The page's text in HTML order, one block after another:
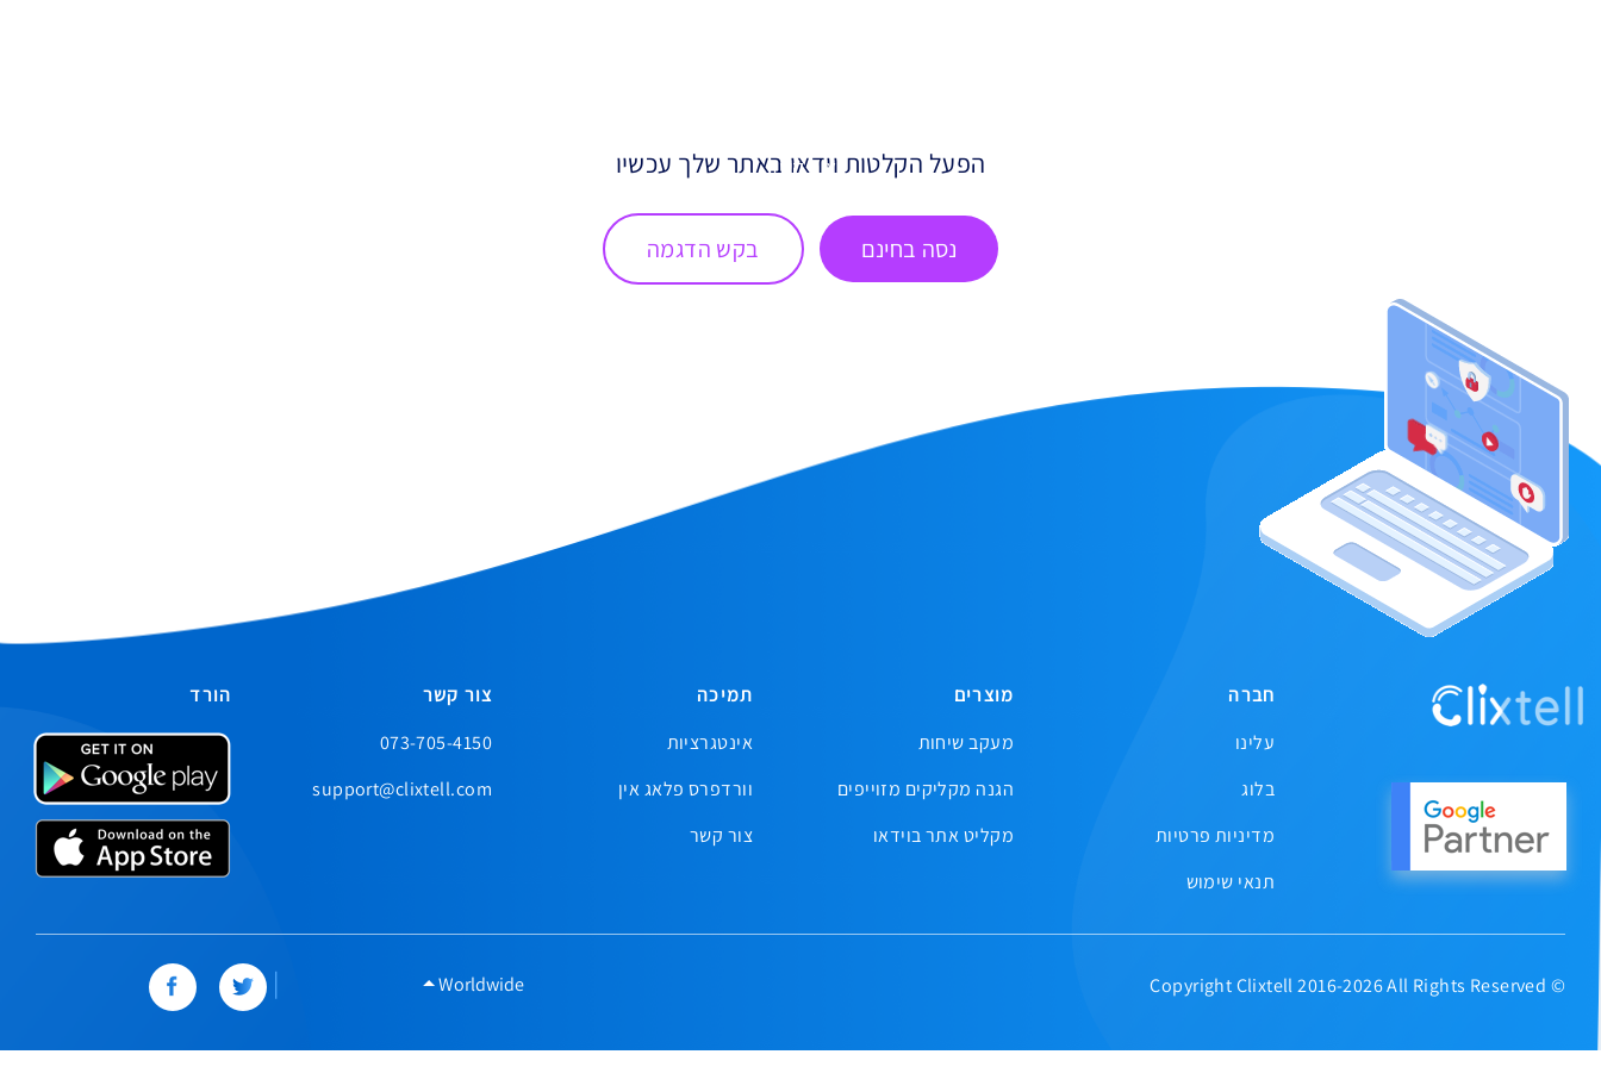
צור קשר
הפעל הקלטות וידאו באתר שלך עכשיו
נסה בחינם בקש הדגמה
חברה
עלינו
בלוג
מדיניות פרטיות
תנאי שימוש
מוצרים
מעקב שיחות
הגנה מקליקים מזוייפים
מקליט אתר בוידאו
תמיכה
אינטגרציות
וורדפרס פלאג אין
צור קשר
צור קשר
073-705-4150
support@clixtell.com
הורד
© Copyright Clixtell 2016-2026 All Rights Reserved
Worldwide
|